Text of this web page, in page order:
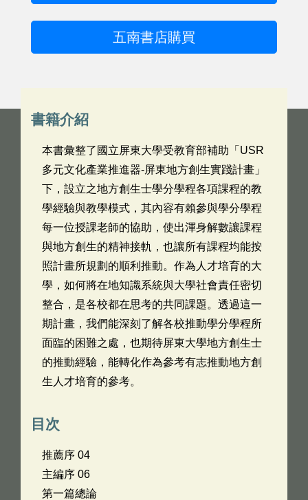
五南書店購買
書籍介紹
本書彙整了國立屏東大學受教育部補助「USR
多元文化產業推進器-屏東地方創生實踐計畫」
下，設立之地方創生士學分學程各項課程的教
學經驗與教學模式，其內容有賴參與學分學程
每一位授課老師的協助，使出渾身解數讓課程
與地方創生的精神接軌，也讓所有課程均能按
照計畫所規劃的順利推動。作為人才培育的大
學，如何將在地知識系統與大學社會責任密切
整合，是各校都在思考的共同課題。透過這一
期計畫，我們能深刻了解各校推動學分學程所
面臨的困難之處，也期待屏東大學地方創生士
的推動經驗，能轉化作為參考有志推動地方創
生人才培育的參考。
目次
推薦序 04
主編序 06
第一篇總論